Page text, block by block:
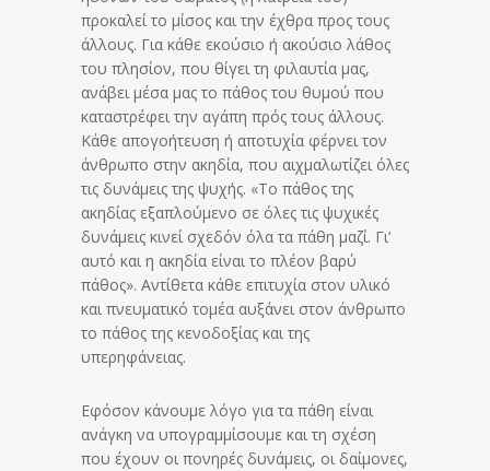
προκαλεί το μίσος και την έχθρα προς τους
άλλους. Για κάθε εκούσιο ή ακούσιο λάθος
του πλησίον, που θίγει τη φιλαυτία μας,
ανάβει μέσα μας το πάθος του θυμού που
καταστρέφει την αγάπη πρός τους άλλους.
Κάθε απογοήτευση ή αποτυχία φέρνει τον
άνθρωπο στην ακηδία, που αιχμαλωτίζει όλες
τις δυνάμεις της ψυχής. «Το πάθος της
ακηδίας εξαπλούμενο σε όλες τις ψυχικές
δυνάμεις κινεί σχεδόν όλα τα πάθη μαζί. Γι’
αυτό και η ακηδία είναι το πλέον βαρύ
πάθος». Αντίθετα κάθε επιτυχία στον υλικό
και πνευματικό τομέα αυξάνει στον άνθρωπο
το πάθος της κενοδοξίας και της
υπερηφάνειας.
Εφόσον κάνουμε λόγο για τα πάθη είναι
ανάγκη να υπογραμμίσουμε και τη σχέση
που έχουν οι πονηρές δυνάμεις, οι δαίμονες,